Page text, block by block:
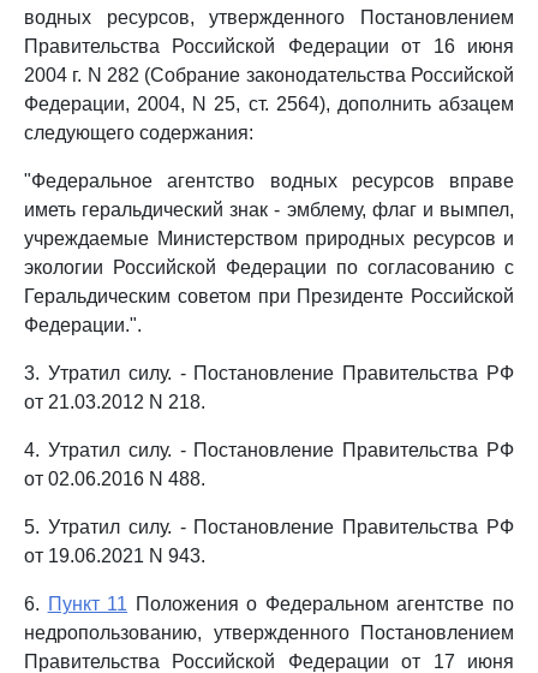
водных ресурсов, утвержденного Постановлением
Правительства Российской Федерации от 16 июня
2004 г. N 282 (Собрание законодательства Российской
Федерации, 2004, N 25, ст. 2564), дополнить абзацем
следующего содержания:
"Федеральное агентство водных ресурсов вправе
иметь геральдический знак - эмблему, флаг и вымпел,
учреждаемые Министерством природных ресурсов и
экологии Российской Федерации по согласованию с
Геральдическим советом при Президенте Российской
Федерации.".
3. Утратил силу. - Постановление Правительства РФ
от 21.03.2012 N 218.
4. Утратил силу. - Постановление Правительства РФ
от 02.06.2016 N 488.
5. Утратил силу. - Постановление Правительства РФ
от 19.06.2021 N 943.
6. Пункт 11 Положения о Федеральном агентстве по
недропользованию, утвержденного Постановлением
Правительства Российской Федерации от 17 июня